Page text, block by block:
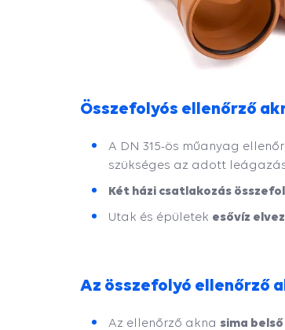
Összefolyós ellenőrző
A DN 315-ös műanyag
szükséges az adott
Két házi csatlakozás
Utak és épületek esővíz
Az összefolyó ellenőrző
Az ellenőrző akna sima